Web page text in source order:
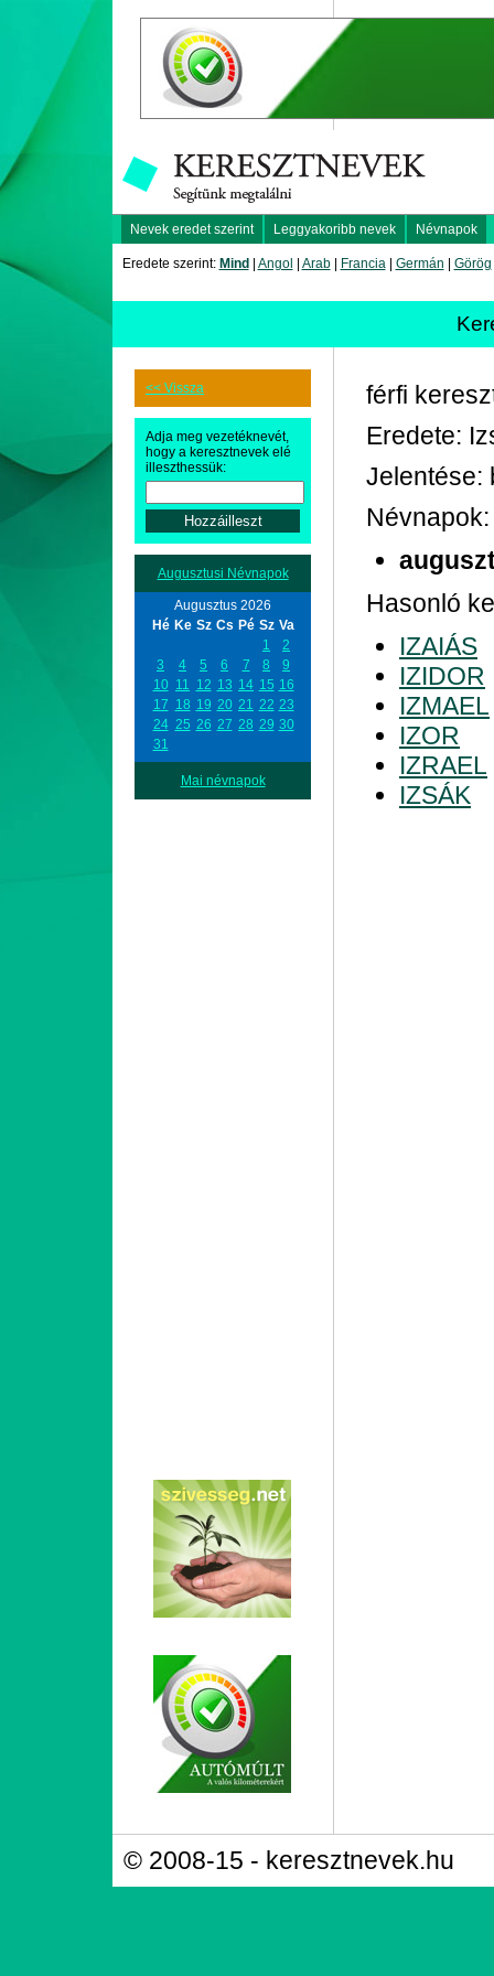
Nevek eredet szerint Leggyakoribb nevek Névnapok
Eredete szerint: Mind Angol Arab| Francia| Germán Görög
<< Vissza
Adja meg vezetéknevét,
hogy a keresztnevek elé
illeszthessük:
Augusztusi Névnapok
Augusztus 2026
Hé Ke Sz Cs Pé Sz Va
1
2
3
4 5 6 7 8
9
10 11 12 13 14 15 16
17 18 19 20 21 22 23
24 25 26 27 28 29 30
31
Mai névnapok
férfi
Eredete:
Jelentése:
Névnapok:
Hasonló
IZAIÁS
IZIDOR
IZMAEL
IZOR
IZRAEL
IZSÁK
© 2008-15 - keresztnevek.hu